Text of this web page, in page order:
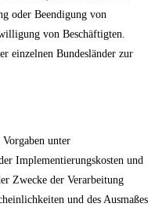
oder Beendigung von
von Beschäftigten.
einzelnen Bundesländer zur
unter
Implementierungskosten und
Zwecke der Verarbeitung
und des Ausmaßes